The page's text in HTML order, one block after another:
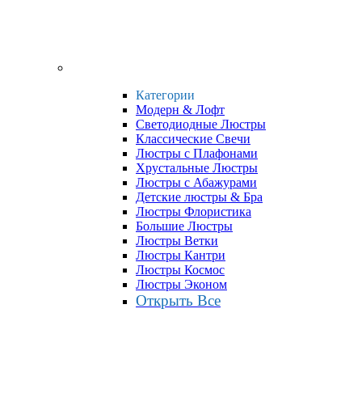
Категории
Модерн & Лофт
Светодиодные Люстры
Классические Свечи
Люстры с Плафонами
Хрустальные Люстры
Люстры с Абажурами
Детские люстры & Бра
Люстры Флористика
Большие Люстры
Люстры Ветки
Люстры Кантри
Люстры Космос
Люстры Эконом
Открыть Все